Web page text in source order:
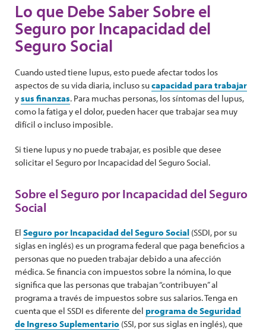
Lo que Debe Saber Sobre el
Seguro por Incapacidad del
Seguro Social
Cuando usted tiene lupus, esto puede afectar todos los
aspectos de su vida diaria, incluso sucapacidad para trabajar
ysus finanzas. Para muchas personas, los síntomas del lupus,
como la fatiga y el dolor, pueden hacer que trabajar sea muy
difícil o incluso imposible.
Si tiene lupus y no puede trabajar, es posible que desee
solicitar el Seguro por Incapacidad del Seguro Social.
Sobre el Seguro por Incapacidad del Seguro
Social
El Seguro por Incapacidad del Seguro Social (SSDI, por su
siglas en inglés) es un programa federal que paga beneficios a
personas que no pueden trabajar debido a una afección
médica. Se financia con impuestos sobre la nómina, lo que
significa que las personas que trabajan “contribuyen” al
programa a través de impuestos sobre sus salarios. Tenga en
cuenta que el SSDI es diferente del programa de Seguridad
de Ingreso Suplementario (SSI, por sus siglas en inglés), que